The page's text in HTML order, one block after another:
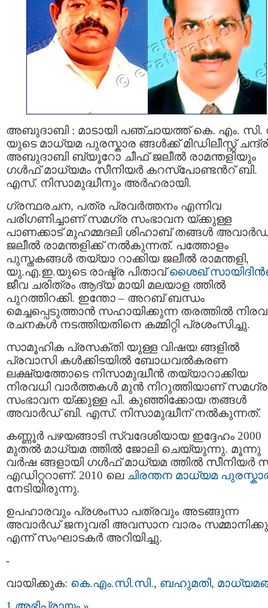
അബുദാബി : മാടായി പഞ്ചായത്ത് കെ. എം. സി.
യുടെ മാധ്യമ പുരസ്കാര ങ്ങള്‍ക്ക് മിഡിലീസ്റ്റ്
അബുദാബി ബ്യൂറോ ചീഫ്‌ ജലീല്‍ രാമന്തളിയും
ഗള്‍ഫ്‌ മാധ്യമം സീനിയര്‍ കറസ്പോണ്ടന്‍റ് ബി.
എസ്‌. നിസാമുദ്ധീനും അര്‍ഹരായി.
ഗ്രന്ഥരചന, പത്ര പ്രവര്‍ത്തനം എന്നിവ
പരിഗണിച്ചാണ് സമഗ്ര സംഭാവന യ്ക്കുള്ള
പാണക്കാട് മുഹമ്മദലി ശിഹാബ് തങ്ങള്‍
ജലീല്‍ രാമന്തളിക്ക് നല്‍കുന്നത്. പത്തോളം
പുസ്തകങ്ങള്‍ തയ്യാ റാക്കിയ ജലീല്‍ രാമന്തളി,
യു.എ.ഇ.യുടെ രാഷ്ട്ര പിതാവ്ശൈഖ്
ജീവ ചരിത്രം ആദ്യ മായി മലയാള ത്തില്‍
പുറത്തിറക്കി. ഇന്തോ – അറബ് ബന്ധം
മെച്ചപ്പെടുത്താന്‍ സഹായിക്കുന്ന തരത്തില്‍
രചനകള്‍ നടത്തിയതിനെ കമ്മിറ്റി പ്രശംസിച്ചു.
സാമൂഹിക പ്രസക്തി യുള്ള വിഷയ ങ്ങളില്‍
പ്രവാസി കള്‍ക്കിടയില്‍ ബോധവല്‍കരണ
ലക്ഷ്യത്തോടെ നിസാമുദ്ധീന്‍ തയ്യാറാക്കിയ
നിരവധി വാര്‍ത്തകള്‍ മുന്‍ നിറുത്തിയാണ് സമഗ്ര
സംഭാവന യ്ക്കുള്ള പി. കുഞ്ഞിക്കോയ തങ്ങള്‍
അവാര്‍ഡ് ബി. എസ്‌. നിസാമുദ്ധീന് നല്‍കുന്നത്.
കണ്ണൂര്‍ പഴയങ്ങാടി സ്വദേശിയായ ഇദ്ദേഹം 2000
മുതല്‍ മാധ്യമ ത്തില്‍ ജോലി ചെയ്യുന്നു. മൂന്നു
വര്‍ഷ ങ്ങളായി ഗള്‍ഫ് മാധ്യമ ത്തില്‍ സീനിയര്‍
എഡിറ്ററാണ്. 2010 ലെ ചിരന്തന മാധ്യമ
നേടിയിരുന്നു.
ഉപഹാരവും പ്രശംസാ പത്രവും അടങ്ങുന്ന
അവാര്‍ഡ്‌ ജനുവരി അവസാന വാരം
എന്ന് സംഘാടകര്‍ അറിയിച്ചു.
-
വായിക്കുക: കെ.എം.സി.സി., ബഹുമതി,